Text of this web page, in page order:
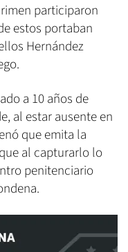
participaron
estos portaban
Hernández
a 10 años de
al estar ausente en
que emita la
al capturarlo lo
penitenciario